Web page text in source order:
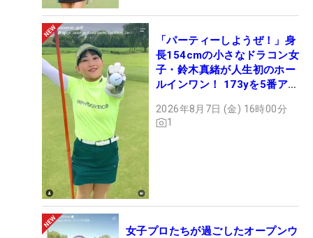
「パーティーしようぜ！」身
長154cmの小さなドラコン女
子・鈴木真緒が人生初のホー
ルインワン！ 173yを5番アイ
2026年8月7日 (金) 16時00分
1
女子プロたちが過ごしたオープンウ